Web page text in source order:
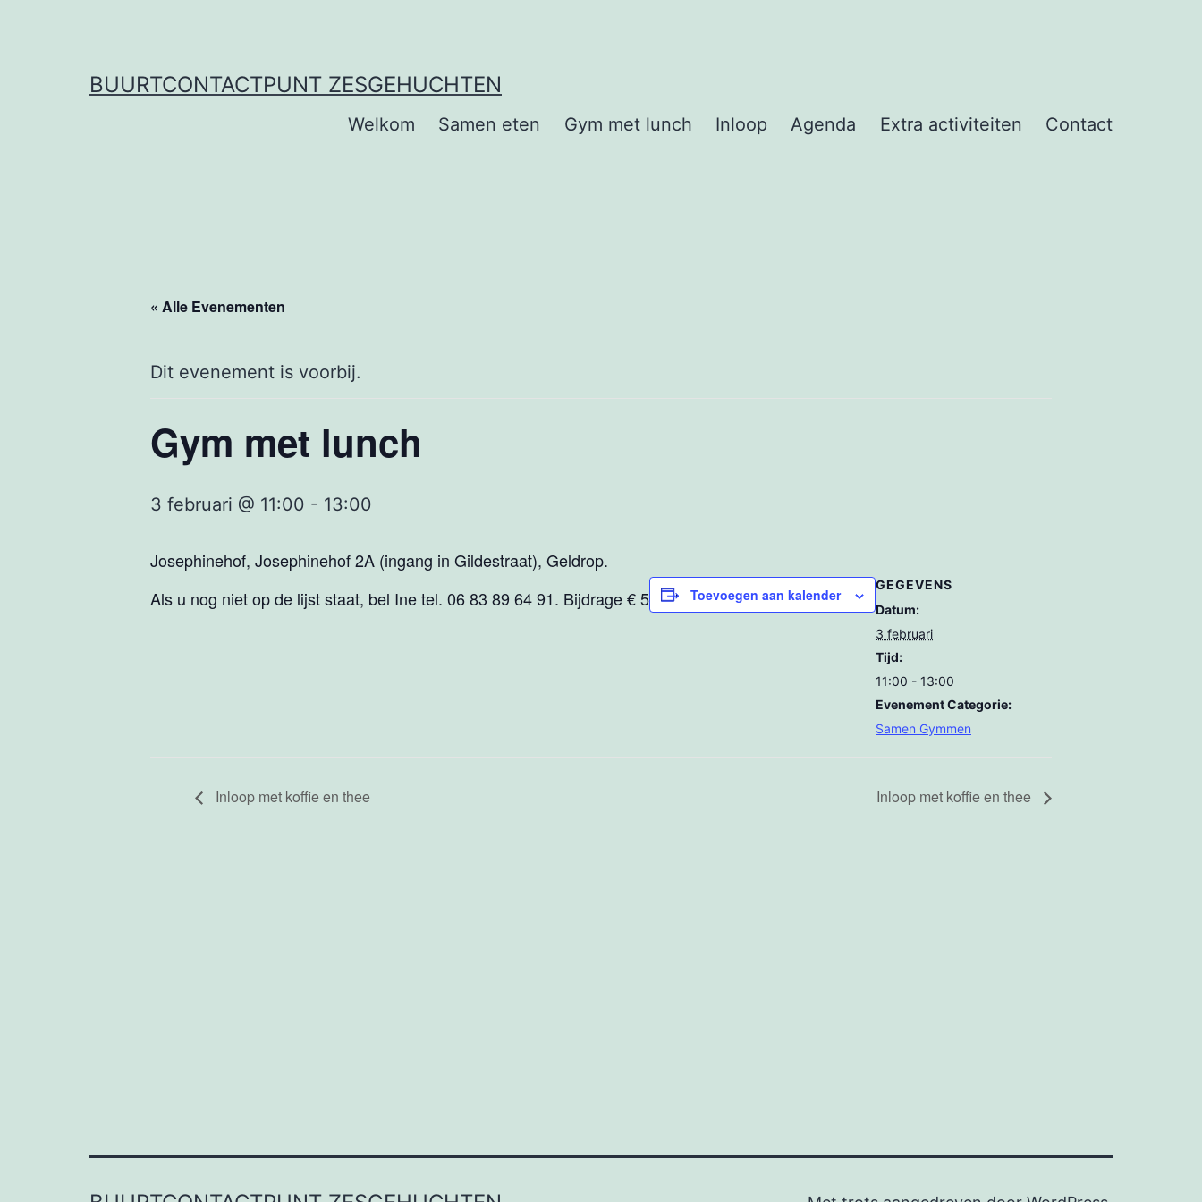
BUURTCONTACTPUNT ZESGEHUCHTEN
Welkom Samen eten Gym met lunch Inloop Agenda Extra activiteiten Contact
« Alle Evenementen
Dit evenement is voorbij.
Gym met lunch
3 februari @ 11:00 - 13:00
Josephinehof, Josephinehof 2A (ingang in Gildestraat), Geldrop.
Als u nog niet op de lijst staat, bel Ine tel. 06 83 89 64 91. Bijdrage € 5
Toevoegen aan kalender
GEGEVENS
Datum:
3 februari
Tijd:
11:00 - 13:00
Evenement Categorie:
Samen Gymmen
Inloop met koffie en thee Inloop met koffie en thee